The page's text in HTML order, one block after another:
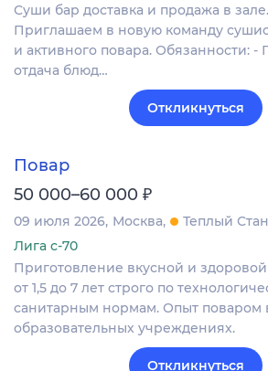
Суши бар доставка и продажа в
Приглашаем в новую команду
и активного повара. Обязанности: -
отдача блюд…
Откликнуться
Повар
50 000–60 000 ₽
09 июля 2026 Москва
Теплый Стан
Лига с-70
Приготовление вкусной и
от 1,5 до 7 лет строго по
санитарным нормам. Опыт поваром
образовательных учреждениях.
Откликнуться